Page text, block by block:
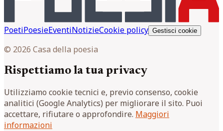
PoetiPoesieEventiNotizieCookie policy Gestisci cookie
© 2026 Casa della poesia
Rispettiamo la tua privacy
Utilizziamo cookie tecnici e, previo consenso, cookie
analitici (Google Analytics) per migliorare il sito. Puoi
accettare, rifiutare o approfondire. Maggiori
informazioni